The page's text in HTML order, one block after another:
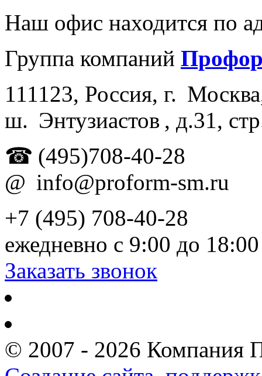
Наш офис находится по
Группа компаний
111123, Россия, г. Москва
ш. Энтузиастов , д.31,
☎ (495)708-40-28
@ info@proform-sm.ru
+7 (495) 708-40-28
ежедневно с 9:00 до 18:00
Заказать звонок
© 2007 - 2026 Компания